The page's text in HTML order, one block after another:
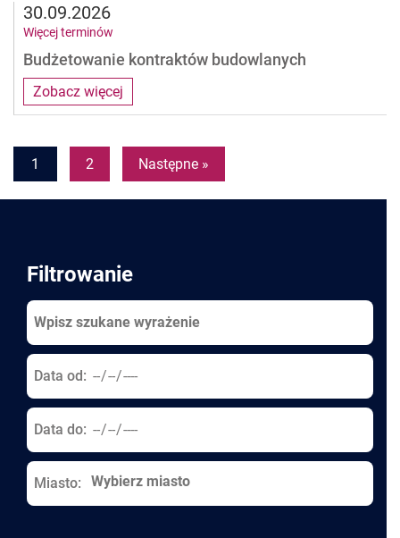
Filtrowanie
Data od:
Data do:
Miasto:
Zobacz więcej
Budżetowanie kontraktów budowlanych
30.09.2026
Więcej terminów
Pages
1
2 Następne »